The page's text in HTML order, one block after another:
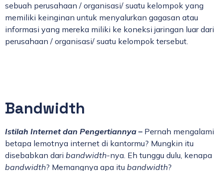
sebuah perusahaan / organisasi/ suatu kelompok yang
memiliki keinginan untuk menyalurkan gagasan atau
informasi yang mereka miliki ke koneksi jaringan luar dari
perusahaan / organisasi/ suatu kelompok tersebut.
Bandwidth
Istilah Internet dan Pengertiannya – Pernah mengalami
betapa lemotnya internet di kantormu? Mungkin itu
disebabkan dari bandwidth-nya. Eh tunggu dulu, kenapa
bandwidth? Memangnya apa itu bandwidth?